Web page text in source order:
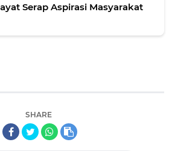
Serap Aspirasi Masyarakat
SHARE